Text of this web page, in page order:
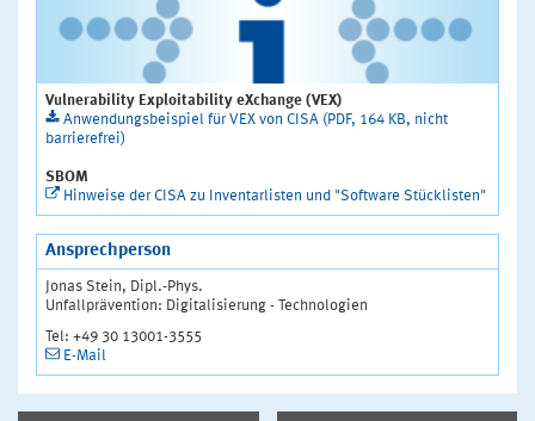
Vulnerability Exploitability eXchange (VEX)
Anwendungsbeispiel für VEX von CISA (PDF, 164 KB, nicht
barrierefrei)
SBOM
Hinweise der CISA zu Inventarlisten und "Software Stücklisten"
Ansprechperson
Jonas Stein, Dipl.-Phys.
Unfallprävention: Digitalisierung - Technologien
Tel: +49 30 13001-3555
E-Mail